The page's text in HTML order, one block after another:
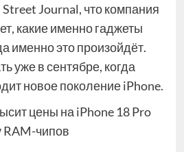
Journal, что компания
какие именно гаджеты
именно это произойдёт.
уже в сентябре, когда
новое поколение iPhone.
цены на iPhone 18 Pro
RAM-чипов